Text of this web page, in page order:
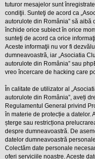
r
u
l
o
t
e
d
i
n
R
a
n
i
a
tuturor mesajelor sunt
condiţii. Sunteţi de acord ca
autorulote din România” să aibă
închide orice subiect în orice
sunteţi de acord ca orice
Aceste informaţii nu vor fi
dumneavoastră, iar „Asociatia
autorulote din România” sau
vreo încercare de hacking care
În calitate de utilizator al
autorulote din România”, aveți
Regulamentul General privind
în materie de protecție a datelor.
șterge sau restricționa
despre dumneavoastră. De
datelor dumneavoastră
Colectăm date personale
oferi serviciile noastre. Aceste